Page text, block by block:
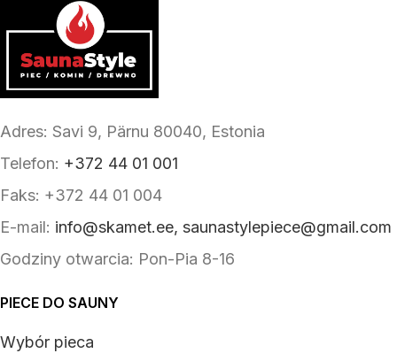
Adres: Savi 9, Pärnu 80040, Estonia
Telefon: +372 44 01 001
Faks: +372 44 01 004
E-mail: info@skamet.ee, saunastylepiece@gmail.com
Godziny otwarcia: Pon-Pia 8-16
PIECE DO SAUNY
Wybór pieca